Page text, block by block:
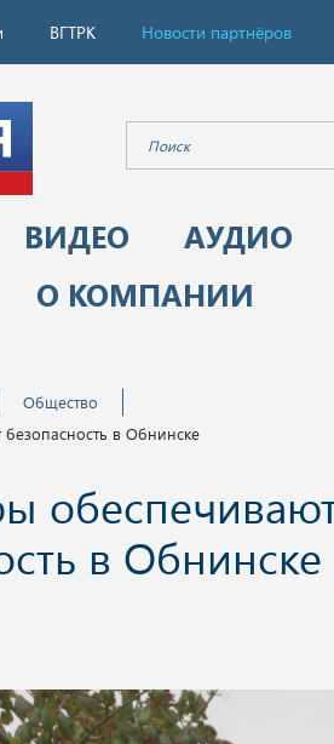
ВГТРК Новости партнёров
ВИДЕО
АУДИО
О КОМПАНИИ
Общество
в Обнинске
в Обнинске